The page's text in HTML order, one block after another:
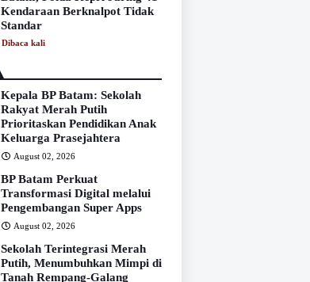
Kendaraan Berknalpot Tidak
Standar
Dibaca kali
Kepala BP Batam: Sekolah
Rakyat Merah Putih
Prioritaskan Pendidikan Anak
Keluarga Prasejahtera
August 02, 2026
BP Batam Perkuat
Transformasi Digital melalui
Pengembangan Super Apps
August 02, 2026
Sekolah Terintegrasi Merah
Putih, Menumbuhkan Mimpi di
Tanah Rempang-Galang